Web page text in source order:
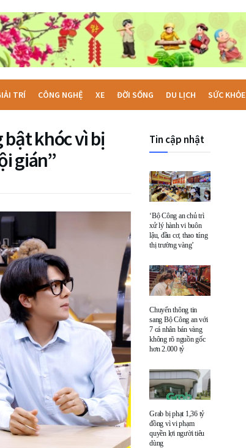
TRÍ CÔNG NGHỆ XE ĐỜI SỐNG DU LỊCH SỨC KHỎE
bật khóc vì bị
gián”
Tin cập nhật
‘Bộ Công an chủ trì
xử lý hành vi buôn
lậu, đầu cơ, thao túng
thị trường vàng’
Chuyển thông tin
sang Bộ Công an với
7 cá nhân bán vàng
không rõ nguồn gốc
hơn 2.000 tỷ
Grab bị phạt 1,36 tỷ
đồng vì vi phạm
quyền lợi người tiêu
dùng